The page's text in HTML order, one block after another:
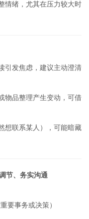
情绪，尤其在压力较大时
引发焦虑，建议主动澄清
物品整理产生变动，可借
想联系某人），可能暗藏
节、务实沟通
要事务或决策）